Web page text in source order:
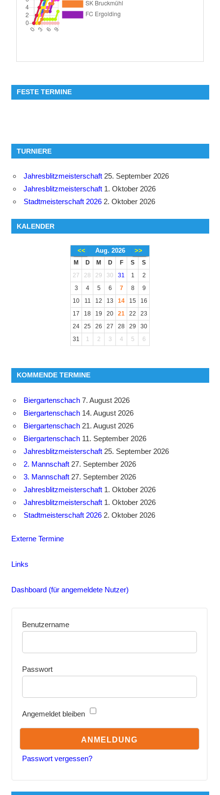
FESTE TERMINE
TURNIERE
Jahresblitzmeisterschaft 25. September 2026
Jahresblitzmeisterschaft 1. Oktober 2026
Stadtmeisterschaft 2026 2. Oktober 2026
KALENDER
<< Aug. 2026 >>
M D M D F S
S
27
28 29 30 31 1
2
3
4 5 6 7 8
9
10
11 12 13 14 15
16
17
18 19 20 21 22
23
24
25 26 27 28 29
30
31
1 2 3 4 5 6
KOMMENDE TERMINE
Biergartenschach 7. August 2026
Biergartenschach 14. August 2026
Biergartenschach 21. August 2026
Biergartenschach 11. September 2026
Jahresblitzmeisterschaft 25. September 2026
2. Mannschaft 27. September 2026
3. Mannschaft 27. September 2026
Jahresblitzmeisterschaft 1. Oktober 2026
Jahresblitzmeisterschaft 1. Oktober 2026
Stadtmeisterschaft 2026 2. Oktober 2026
Externe Termine
Links
Dashboard (für angemeldete Nutzer)
Benutzername
Passwort
Angemeldet bleiben
Passwort vergessen?